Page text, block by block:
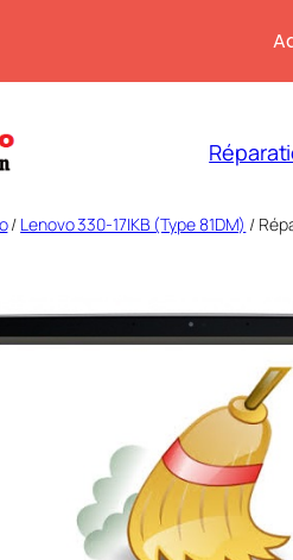
/ Lenovo 330-17IKB (Type 81DM) /